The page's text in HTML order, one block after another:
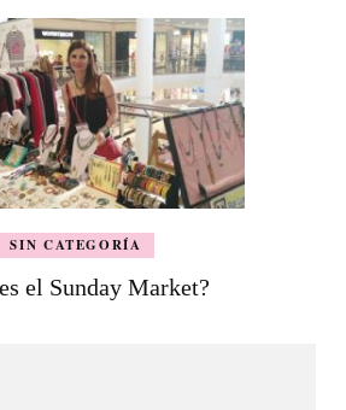
SIN CATEGORÍA
el Sunday Market?